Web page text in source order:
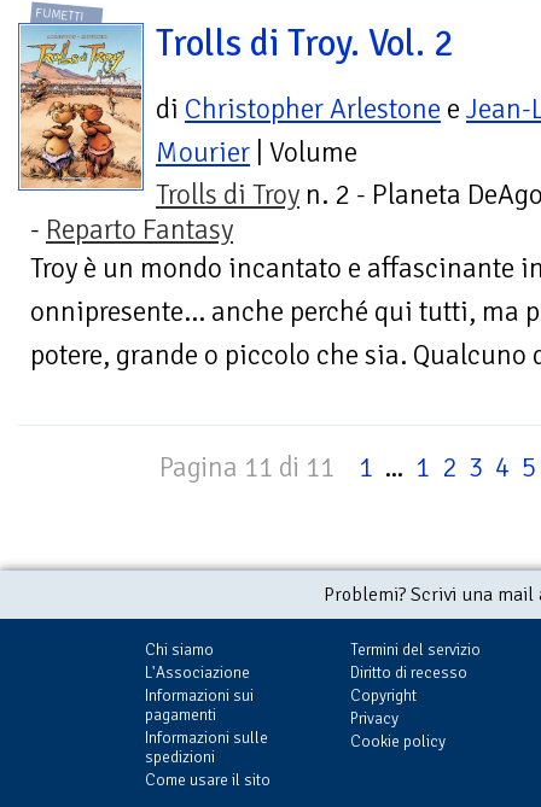
FUMETTI
Trolls di Troy. Vol. 2
di Christopher Arlestone e Jean-
Mourier | Volume
Trolls di Troy n. 2 - Planeta
- Reparto Fantasy
Troy è un mondo incantato e affascinante
onnipresente... anche perché qui tutti, ma
potere, grande o piccolo che sia.
Pagina 11 di 11 1 ... 1 2 3 4 5
Problemi? Scrivi una
Chi siamo
L'Associazione
Informazioni sui
pagamenti
Informazioni sulle
spedizioni
Come usare il sito
Termini del servizio
Diritto di recesso
Copyright
Privacy
Cookie policy